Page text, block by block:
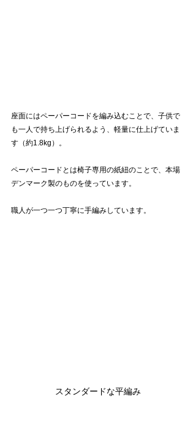
座面にはペーパーコードを編み込むことで、子供で
も一人で持ち上げられるよう、軽量に仕上げていま
す（約1.8kg）。
ペーパーコードとは椅子専用の紙紐のことで、本場
デンマーク製のものを使っています。
職人が一つ一つ丁寧に手編みしています。
スタンダードな平編み